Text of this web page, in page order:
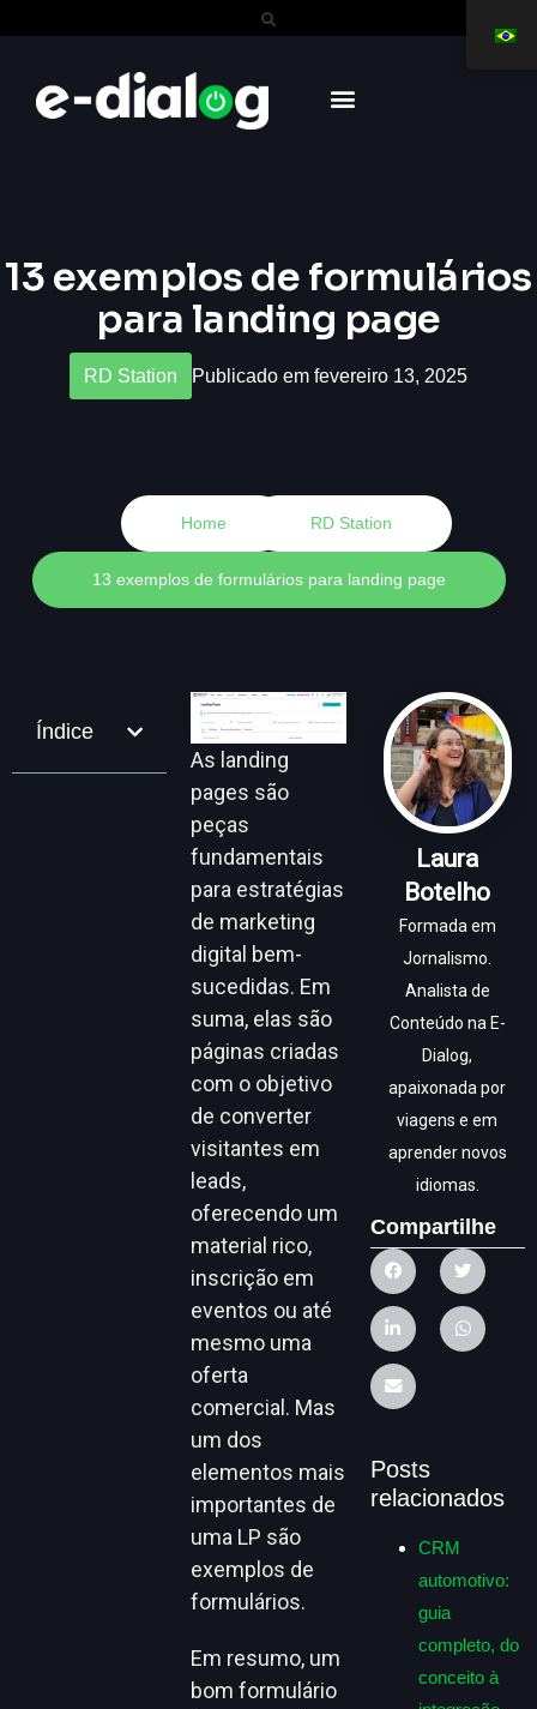
13 exemplos de formulários
para landing page
RD Station Publicado em fevereiro 13, 2025
Home RD Station
13 exemplos de formulários para landing page
Índice
As landing
pages são
peças
fundamentais
para estratégias
de marketing
digital bem-
sucedidas. Em
suma, elas são
páginas criadas
com o objetivo
de converter
visitantes em
leads,
oferecendo um
material rico,
inscrição em
eventos ou até
mesmo uma
oferta
comercial. Mas
um dos
elementos mais
importantes de
uma LP são
exemplos de
formulários.
Em resumo, um
bom formulário
Laura
Botelho
Formada em
Jornalismo.
Analista de
Conteúdo na E-
Dialog,
apaixonada por
viagens e em
aprender novos
idiomas.
Compartilhe
Posts
relacionados
CRM
automotivo:
guia
completo, do
conceito à